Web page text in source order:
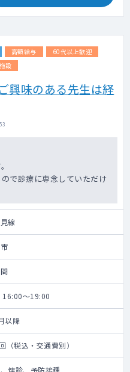
高額給与
60代以上歓迎
設
興味のある先生は経
で診療に専念していただけ
線
16:00～19:00
以降
税込・交通費別）
健診、予防接種